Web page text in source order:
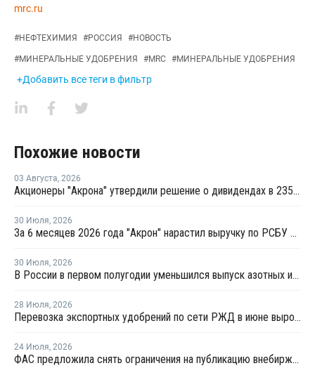
mrc.ru
#НЕФТЕХИМИЯ #РОССИЯ #НОВОСТЬ
#МИНЕРАЛЬНЫЕ УДОБРЕНИЯ #MRC #МИНЕРАЛЬНЫЕ УДОБРЕНИЯ
+Добавить все теги в фильтр
Похожие новости
03 Августа, 2026
Акционеры "Акрона" утвердили решение о дивидендах в 235 рублей на акцию
30 Июля, 2026
За 6 месяцев 2026 года "Акрон" нарастил выручку по РСБУ на 1,3%
30 Июля, 2026
В России в первом полугодии уменьшился выпуск азотных и фосфорных удобрений
28 Июля, 2026
Перевозка экспортных удобрений по сети РЖД в июне выросла на 11,2%
24 Июля, 2026
ФАС предложила снять ограничения на публикацию внебиржевых индексов на удобрения